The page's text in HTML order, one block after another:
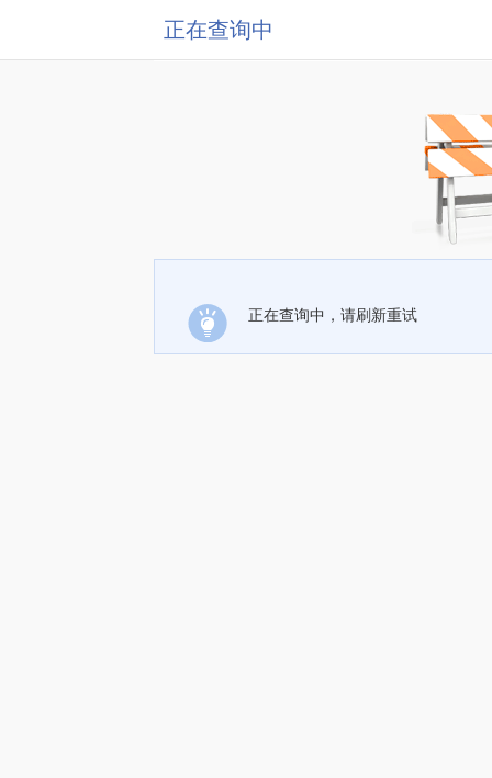
正在查询中
正在查询中，请刷新重试